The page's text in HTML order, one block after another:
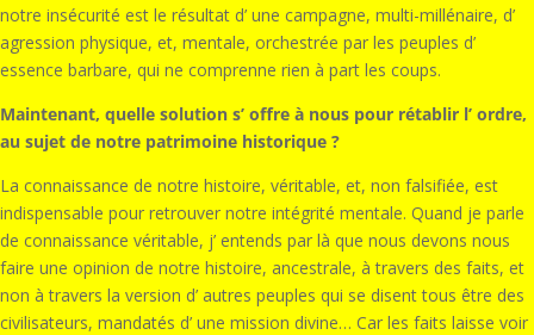
notre insécurité est le résultat d’ une campagne, multi-millénaire, d’
agression physique, et, mentale, orchestrée par les peuples d’
essence barbare, qui ne comprenne rien à part les coups.
Maintenant, quelle solution s’ offre à nous pour rétablir l’ ordre,
au sujet de notre patrimoine historique ?
La connaissance de notre histoire, véritable, et, non falsifiée, est
indispensable pour retrouver notre intégrité mentale. Quand je parle
de connaissance véritable, j’ entends par là que nous devons nous
faire une opinion de notre histoire, ancestrale, à travers des faits, et
non à travers la version d’ autres peuples qui se disent tous être des
civilisateurs, mandatés d’ une mission divine… Car les faits laisse voir